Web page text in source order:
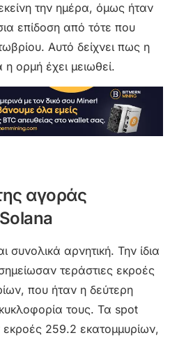
την ημέρα, όμως ήταν
επίδοση από τότε που
Αυτό δείχνει πως η
ορμή έχει μειωθεί.
αγοράς
συνολικά αρνητική. Την ίδια
τεράστιες εκροές
που ήταν η δεύτερη
τους. Τα spot
259.2 εκατομμυρίων,